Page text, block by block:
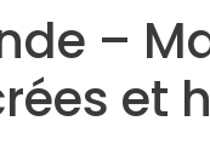
–
et